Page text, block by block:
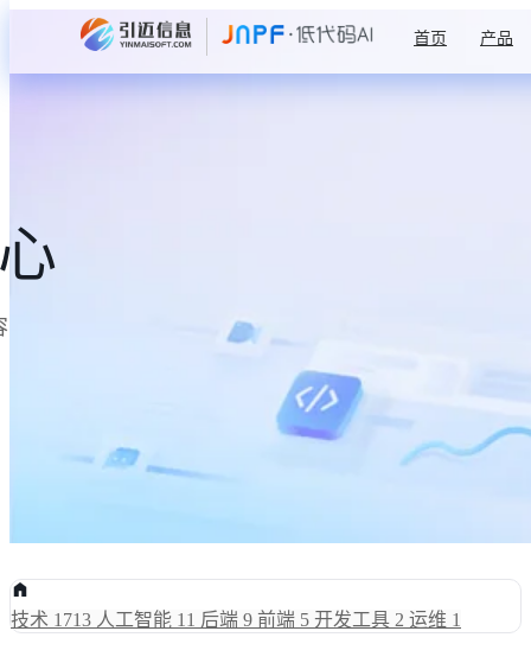
首页 产品
技术 1713 人工智能 11 后端 9 前端 5 开发工具 2 运维 1